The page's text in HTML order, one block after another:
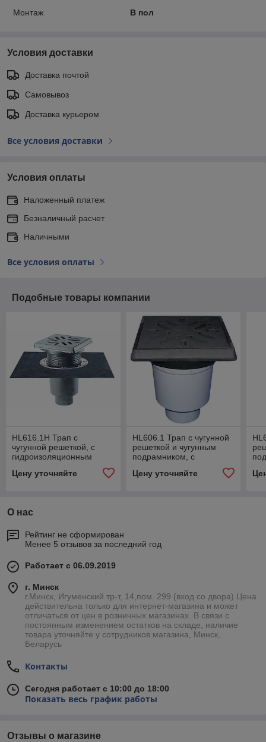
Монтаж
В пол
Условия доставки
Доставка почтой
Самовывоз
Доставка курьером
Все условия доставки
Условия оплаты
Наложенный платеж
Безналичный расчет
Наличными
Все условия оплаты
Подобные товары компании
HL616.1H Трап с
чугунной решеткой, с
гидроизоляционным
полотном, вертикальная
Цену уточняйте
HL606.1 Трап с чугунной
решеткой и чугунным
подрамником, с
вертикальным выпуском
DN 110/160
Цену уточняйте
О нас
Рейтинг не сформирован
Менее 5 отзывов за последний год
Работает с 06.09.2019
г. Минск
г.Минск, Игуменский тр-т, 14,пом. 299 (вход со двора).Цена
действительна только для интернет-магазина и может
отличаться от цен в розничных магазинах. В связи с
постоянным изменением остатков на складе, наличие
товара уточняйте у сотрудников магазина, Минск,
Беларусь
Контакты
Сегодня работает с 10:00 до 18:00
Показать весь график работы
Отзывы о магазине